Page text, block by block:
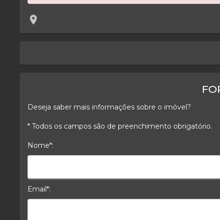
location_on
Deseja saber mais informações sobre o imóvel?
* Todos os campos são de preenchimento obrigatório.
Nome*:
Email*: